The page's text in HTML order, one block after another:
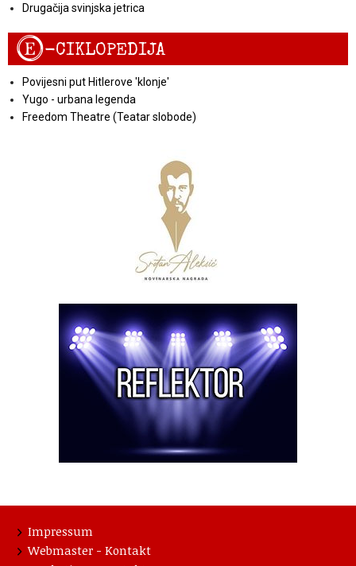
Drugačija svinjska jetrica
E-CIKLOPEDIJA
Povijesni put Hitlerove 'klonje'
Yugo - urbana legenda
Freedom Theatre (Teatar slobode)
Impressum
Webmaster - Kontakt